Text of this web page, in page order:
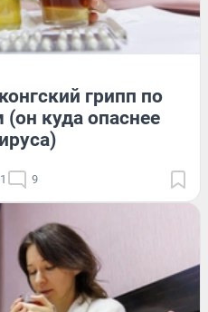
грипп по
куда опаснее
9